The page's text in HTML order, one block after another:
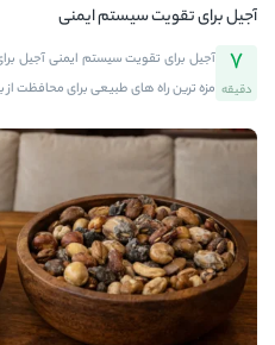
آجیل برای تقویت سیستم ایمنی
7
دقیقه
آجیل برای تقویت سیستم ایمنی آجیل
مزه ترین راه های طبیعی برای محافظت
آسیب پذیر می شود. خوشبختانه، برخی
ها، املاح و آنتی اکسیدان هایی
راهی طبیعی برای افزایش قدرت دفاعی
تازه و مغذی موجود در فروشگاه
ایمنی بدنسیستم ایمنی برای عملکرد
دارد. ویتامین E، زینک (روی)، […]